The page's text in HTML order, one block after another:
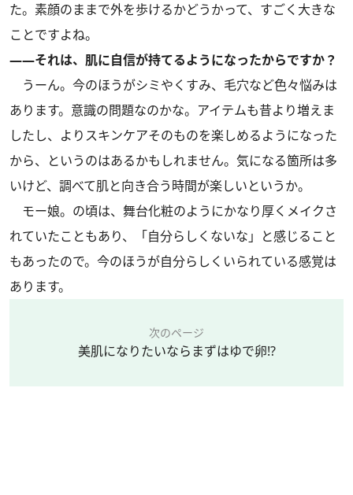
た。素顔のままで外を歩けるかどうかって、すごく大きな
ことですよね。
――それは、肌に自信が持てるようになったからですか？
うーん。今のほうがシミやくすみ、毛穴など色々悩みは
あります。意識の問題なのかな。アイテムも昔より増えま
したし、よりスキンケアそのものを楽しめるようになった
から、というのはあるかもしれません。気になる箇所は多
いけど、調べて肌と向き合う時間が楽しいというか。
モー娘。の頃は、舞台化粧のようにかなり厚くメイクさ
れていたこともあり、「自分らしくないな」と感じること
もあったので。今のほうが自分らしくいられている感覚は
あります。
次のページ
美肌になりたいならまずはゆで卵!?